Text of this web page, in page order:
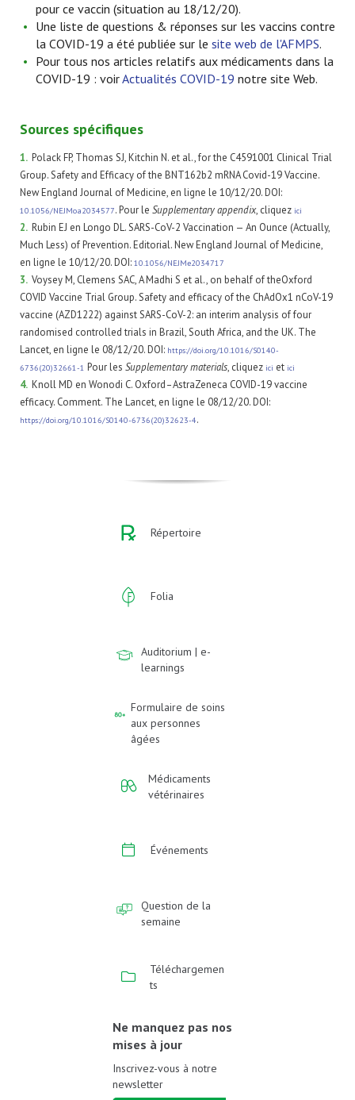
pour ce vaccin (situation au 18/12/20).
Une liste de questions & réponses sur les vaccins contre
la COVID-19 a été publiée sur le site web de l'AFMPS.
Pour tous nos articles relatifs aux médicaments dans la
COVID-19 : voirActualités COVID-19 notre site Web.
Sources spécifiques
1. Polack FP, Thomas SJ, Kitchin N. et al., for the C4591001 Clinical Trial
Group. Safety and Efficacy of the BNT162b2 mRNA Covid-19 Vaccine.
New England Journal of Medicine, en ligne le 10/12/20. DOI:
10.1056/NEJMoa2034577. Pour le Supplementary appendix, cliquez ici
2. Rubin EJ en Longo DL. SARS-CoV-2 Vaccination — An Ounce (Actually,
Much Less) of Prevention. Editorial. New England Journal of Medicine,
en ligne le 10/12/20. DOI: 10.1056/NEJMe2034717
3. Voysey M, Clemens SAC, A Madhi S et al., on behalf of theOxford
COVID Vaccine Trial Group. Safety and efficacy of the ChAdOx1 nCoV-19
vaccine (AZD1222) against SARS-CoV-2: an interim analysis of four
randomised controlled trials in Brazil, South Africa, and the UK. The
Lancet, en ligne le 08/12/20. DOI: https://doi.org/10.1016/S0140-
6736(20)32661-1 Pour les Supplementary materials, cliquez ici et ici
4. Knoll MD en Wonodi C. Oxford–AstraZeneca COVID-19 vaccine
efficacy. Comment. The Lancet, en ligne le 08/12/20. DOI:
https://doi.org/10.1016/S0140-6736(20)32623-4.
Répertoire
Folia
Auditorium | e-
learnings
Formulaire de soins
aux personnes
âgées
Médicaments
vétérinaires
Événements
Question de la
semaine
Téléchargemen
ts
Ne manquez pas nos
mises à jour
Inscrivez-vous à notre
newsletter